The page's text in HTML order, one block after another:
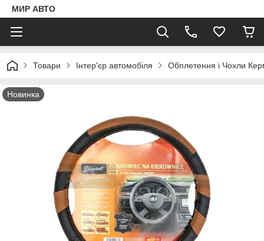
МИР АВТО
Товари Інтер'єр автомобіля Обплетення і Чохли
Новинка